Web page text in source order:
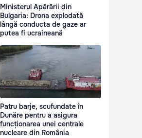
Ministerul Apărării din
Bulgaria: Drona explodată
lângă conducta de gaze ar
putea fi ucraineană
Patru barje, scufundate în
Dunăre pentru a asigura
funcționarea unei centrale
nucleare din România